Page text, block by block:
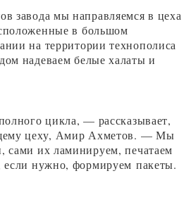
завода мы направляемся в цеха
в большом
на территории технополиса
надеваем белые халаты и
цикла, — рассказывает,
цеху, Амир Ахметов. — Мы
сами их ламинируем, печатаем
если нужно, формируем пакеты.